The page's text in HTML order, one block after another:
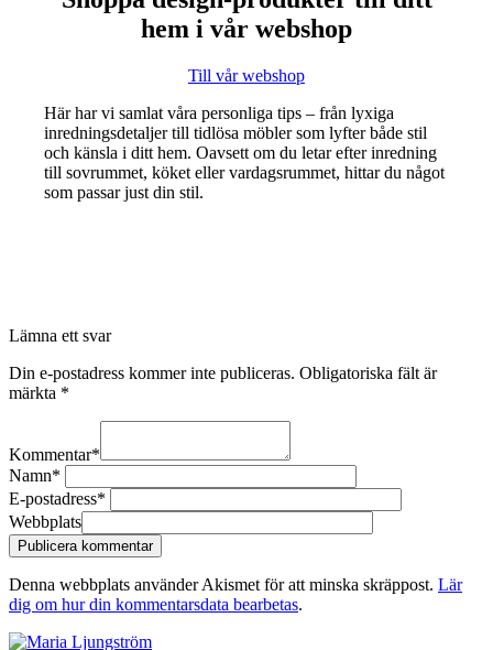
hem i vår webshop
Till vår webshop
Här har vi samlat våra personliga tips – från lyxiga
inredningsdetaljer till tidlösa möbler som lyfter både stil
och känsla i ditt hem. Oavsett om du letar efter inredning
till sovrummet, köket eller vardagsrummet, hittar du något
som passar just din stil.
Lämna ett svar
Din e-postadress kommer inte publiceras. Obligatoriska fält är
märkta *
Kommentar*
Namn*
E-postadress*
Webbplats
Denna webbplats använder Akismet för att minska skräppost. Lär
dig om hur din kommentarsdata bearbetas.